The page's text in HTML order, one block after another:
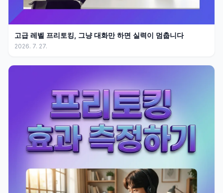
고급 레벨 프리토킹, 그냥 대화만 하면 실력이 멈춥니다
2026. 7. 27.